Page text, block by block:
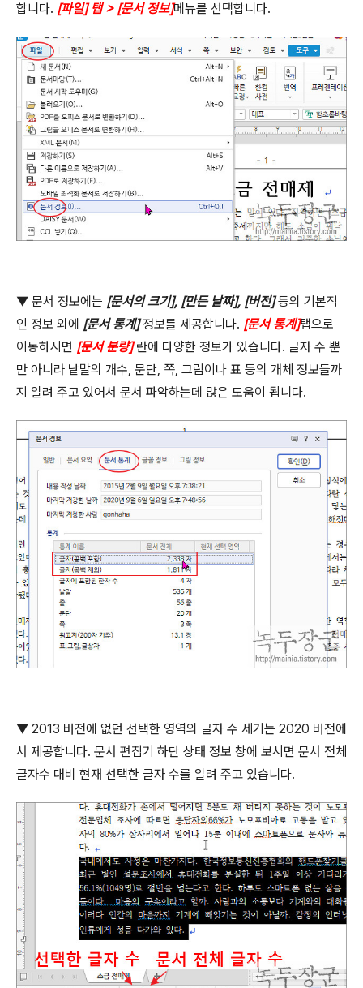
합니다. [파일]탭> [문서 정보]메뉴를 선택합니다.
▼ 문서 정보에는 [문서의 크기], [만든 날짜], [버전] 등의 기본적
인 정보 외에 [문서 통계]정보를 제공합니다. [문서 통계]탭으로
이동하시면 [문서 분량] 란에 다양한 정보가 있습니다. 글자 수 뿐
만 아니라 낱말의 개수, 문단, 쪽, 그림이나 표 등의 개체 정보들까
지 알려 주고 있어서 문서 파악하는데 많은 도움이 됩니다.
▼ 2013 버전에 없던 선택한 영역의 글자 수 세기는 2020 버전에
서 제공합니다. 문서 편집기 하단 상태 정보 창에 보시면 문서 전체
글자수 대비 현재 선택한 글자 수를 알려 주고 있습니다.